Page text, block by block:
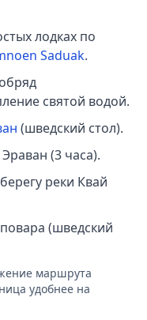
лодках по
Saduak.
святой водой.
(шведский стол).
(3 часа).
реки Квай
(шведский
маршрута
удобнее на